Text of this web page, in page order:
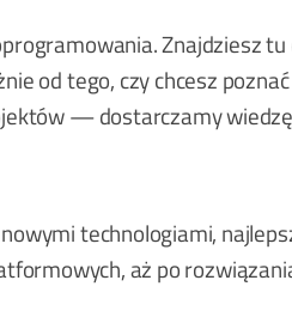
Znajdziesz tu
od tego, czy chcesz
— dostarczamy
technologiami,
aż po